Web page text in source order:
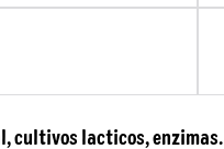
cultivos lacticos, enzimas.